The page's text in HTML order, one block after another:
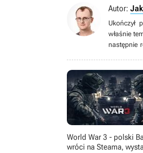
Autor:
Ukończył
właśnie
następnie
starszymi).
World War 3 - polski
wróci na Steama,